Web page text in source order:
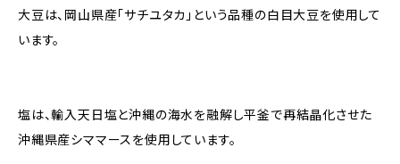
大豆は、岡山県産「サチユタカ」という品種の白目大豆を使用して
います。
塩は、輸入天日塩と沖縄の海水を融解し平釜で再結晶化させた
沖縄県産シママースを使用しています。